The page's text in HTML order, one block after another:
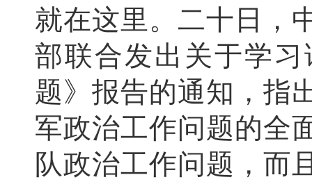
就在这里。二十日，
部联合发出关于学
题》报告的通知，指
军政治工作问题的全
队政治工作问题，而